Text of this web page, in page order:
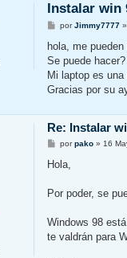
Instalar win
M
n
a
j
porJimmy7777»
hola, me
Se puede hacer?
Mi laptop es
Gracias por su
Re: Instalar
M
n
j
porpako» 16
Hola,
Por poder, se
Windows 98
te valdrán para